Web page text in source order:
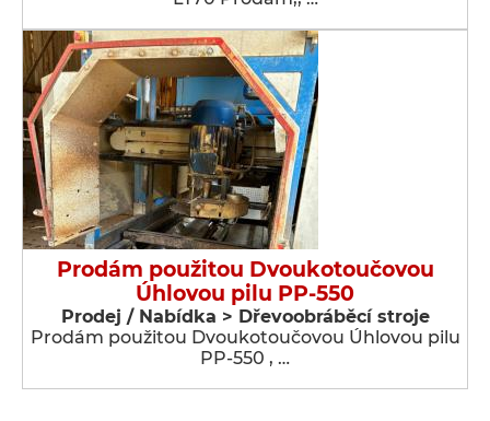
Prodám použitou Dvoukotoučovou
Úhlovou pilu PP-550
Prodej / Nabídka > Dřevoobráběcí stroje
Prodám použitou Dvoukotoučovou Úhlovou pilu
PP-550 , …